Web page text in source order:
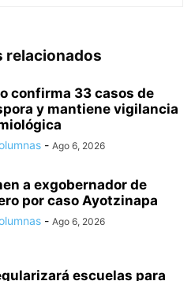
relacionados
confirma 33 casos de
y mantiene vigilancia
- Ago 6, 2026
a exgobernador de
por caso Ayotzinapa
- Ago 6, 2026
escuelas para